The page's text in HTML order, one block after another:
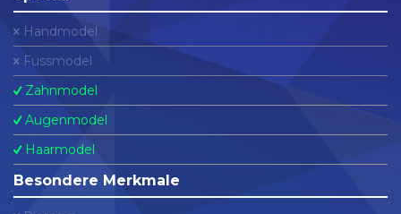
Handmodel
Fussmodel
Zahnmodel
Augenmodel
Haarmodel
Besondere Merkmale